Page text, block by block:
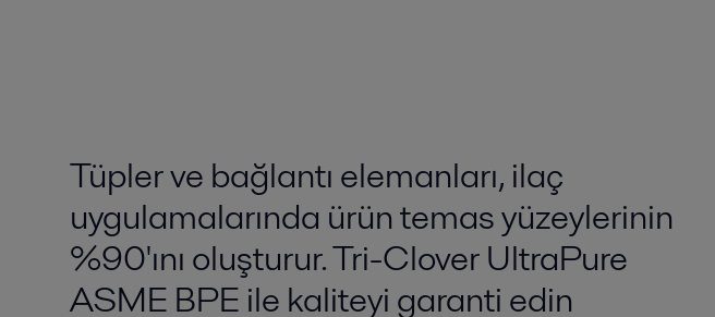
Tüpler ve bağlantı elemanları, ilaç
uygulamalarında ürün temas yüzeylerinin
%90'ını oluşturur. Tri-Clover UltraPure
ASME BPE ile kaliteyi garanti edin